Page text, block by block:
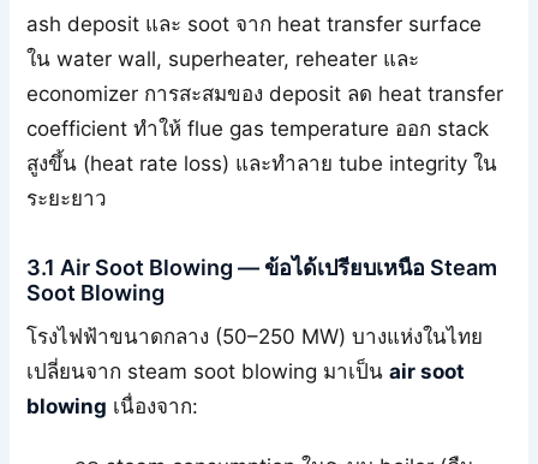
ash deposit และ soot จาก heat transfer surface
ใน water wall, superheater, reheater และ
economizer การสะสมของ deposit ลด heat transfer
coefficient ทำให้ flue gas temperature ออก stack
สูงขึ้น (heat rate loss) และทำลาย tube integrity ใน
ระยะยาว
3.1 Air Soot Blowing — ข้อได้เปรียบเหนือ Steam
Soot Blowing
โรงไฟฟ้าขนาดกลาง (50–250 MW) บางแห่งในไทย
เปลี่ยนจาก steam soot blowing มาเป็นair soot
blowing เนื่องจาก: